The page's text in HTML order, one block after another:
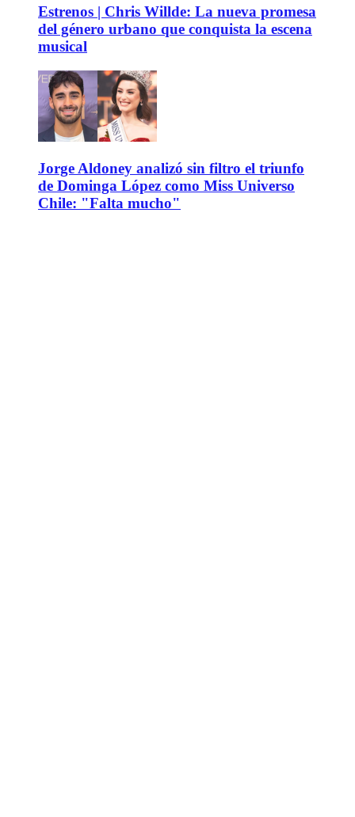
Estrenos | Chris Willde: La nueva promesa
del género urbano que conquista la escena
musical
Jorge Aldoney analizó sin filtro el triunfo
de Dominga López como Miss Universo
Chile: "Falta mucho"